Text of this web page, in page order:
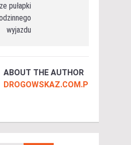
pułapki
wyjazdu
ABOUT THE AUTHOR
DROGOWSKAZ.COM.PL